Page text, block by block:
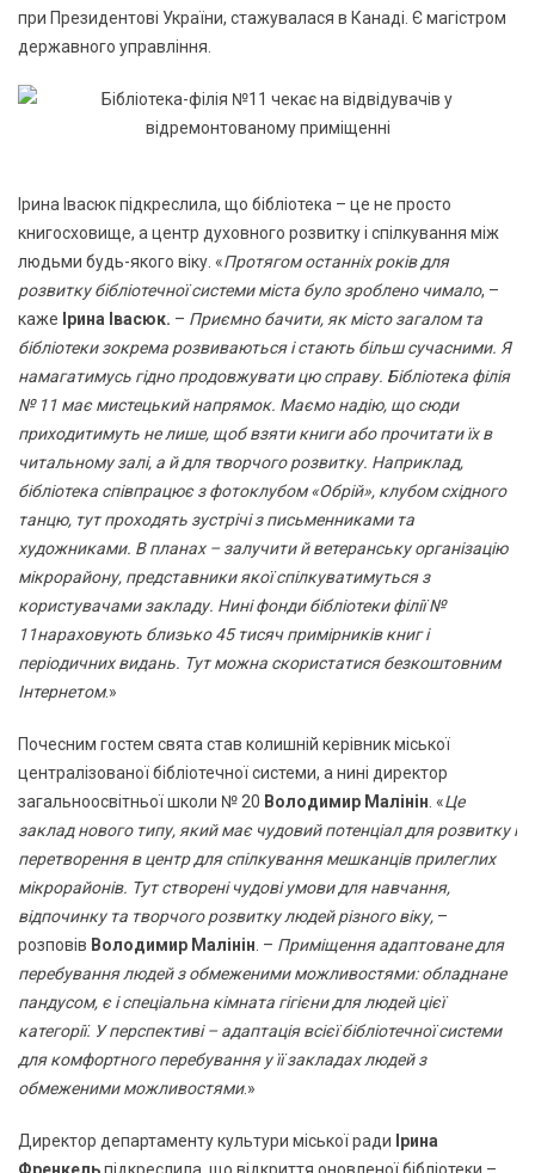
при Президентові України, стажувалася в Канаді. Є магістром
державного управління.
Ірина Івасюк підкреслила, що бібліотека – це не просто
книгосховище, а центр духовного розвитку і спілкування між
людьми будь-якого віку. «Протягом останніх років для
розвитку бібліотечної системи міста було зроблено чимало, –
каже Ірина Івасюк. – Приємно бачити, як місто загалом та
бібліотеки зокрема розвиваються і стають більш сучасними. Я
намагатимусь гідно продовжувати цю справу. Бібліотека філія
№ 11 має мистецький напрямок. Маємо надію, що сюди
приходитимуть не лише, щоб взяти книги або прочитати їх в
читальному залі, а й для творчого розвитку. Наприклад,
бібліотека співпрацює з фотоклубом «Обрій», клубом східного
танцю, тут проходять зустрічі з письменниками та
художниками. В планах – залучити й ветеранську організацію
мікрорайону, представники якої спілкуватимуться з
користувачами закладу. Нині фонди бібліотеки філії №
11нараховують близько 45 тисяч примірників книг і
періодичних видань. Тут можна скористатися безкоштовним
Інтернетом.»
Почесним гостем свята став колишній керівник міської
централізованої бібліотечної системи, а нині директор
загальноосвітньої школи № 20 Володимир Малінін . «Це
заклад нового типу, який має чудовий потенціал для розвитку і
перетворення в центр для спілкування мешканців прилеглих
мікрорайонів. Тут створені чудові умови для навчання,
відпочинку та творчого розвитку людей різного віку, –
розповів Володимир Малінін . – Приміщення адаптоване для
перебування людей з обмеженими можливостями: обладнане
пандусом, є і спеціальна кімната гігієни для людей цієї
категорії. У перспективі – адаптація всієї бібліотечної системи
для комфортного перебування у її закладах людей з
обмеженими можливостями.»
Директор департаменту культури міської ради Ірина
Френкельпідкреслила, що відкриття оновленої бібліотеки –